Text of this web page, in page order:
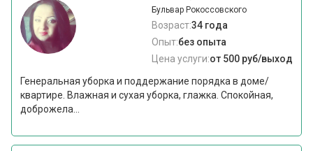
Бульвар Рокоссовского
Возраст:34 года
Опыт:без опыта
Цена услуги:от 500 руб/выход
Генеральная уборка и поддержание порядка в доме/
квартире. Влажная и сухая уборка, глажка. Спокойная,
доброжела...